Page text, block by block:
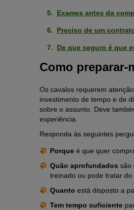
Exames antes da
Preciso de um
De que seguro é que
Como preparar-
Os cavalos requerem
investimento de tempo e de
sobre o assunto. Deve
experiência.
Responda às seguintes
Porque é que quer
Quão aprofundados são
treinado ou pode tratar do
Quanto está disposto a
Tem tempo suficiente